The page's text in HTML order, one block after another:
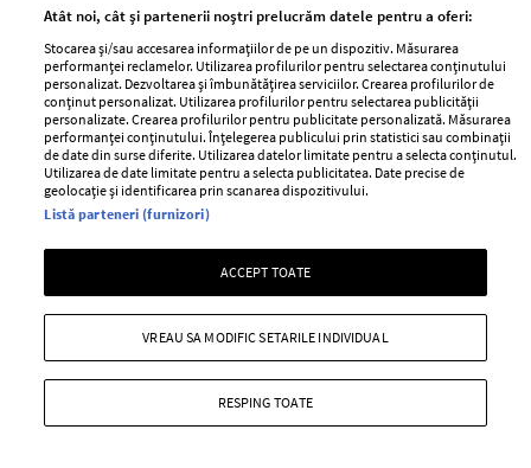
SABON foloseste ingrediente de inalta calitate si forme
captivante, acordand o atentie speciala ambalajelor si
punand accent pe folosirea de materiale naturale.
+ MAI MULTE
Atât noi, cât și partenerii noștri prelucrăm datele pentru a oferi:
Stocarea și/sau accesarea informațiilor de pe un dispozitiv. Măsurarea
performanței reclamelor. Utilizarea profilurilor pentru selectarea conținutului
personalizat. Dezvoltarea și îmbunătățirea serviciilor. Crearea profilurilor de
conținut personalizat. Utilizarea profilurilor pentru selectarea publicității
personalizate. Crearea profilurilor pentru publicitate personalizată. Măsurarea
performanței conținutului. Înțelegerea publicului prin statistici sau combinații
de date din surse diferite. Utilizarea datelor limitate pentru a selecta conținutul.
Utilizarea de date limitate pentru a selecta publicitatea. Date precise de
geolocație și identificarea prin scanarea dispozitivului.
Listă parteneri (furnizori)
ACCEPT TOATE
RESPING TOATE
VREAU SA MODIFIC SETARILE INDIVIDUAL